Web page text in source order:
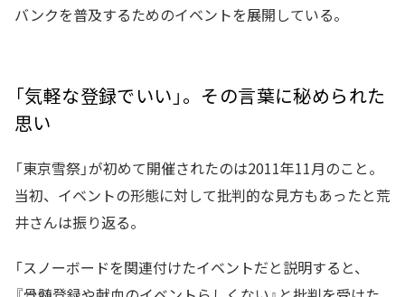
バンクを普及するためのイベントを展開している。
「気軽な登録でいい」。その言葉に秘められた
思い
「東京雪祭」が初めて開催されたのは2011年11月のこと。
当初、イベントの形態に対して批判的な見方もあったと荒
井さんは振り返る。
「スノーボードを関連付けたイベントだと説明すると、